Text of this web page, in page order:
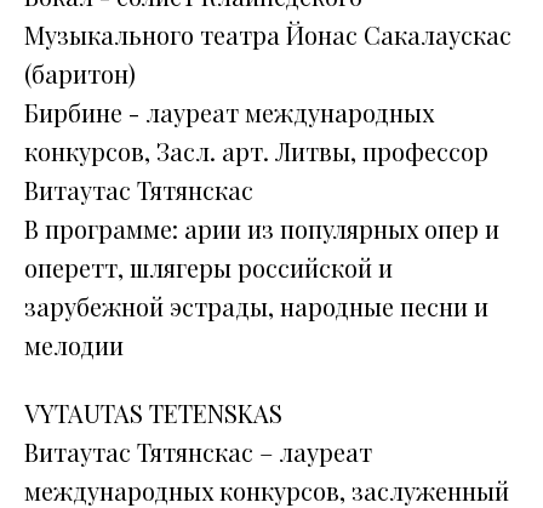
Музыкального театра Йонас Сакалаускас
(баритон)
Бирбине - лауреат международных
конкурсов, Засл. арт. Литвы, профессор
Витаутас Тятянскас
В программе: арии из популярных опер и
оперетт, шлягеры российской и
зарубежной эстрады, народные песни и
мелодии
VYTAUTAS TETENSKAS
Витаутас Тятянскас – лауреат
международных конкурсов, заслуженный